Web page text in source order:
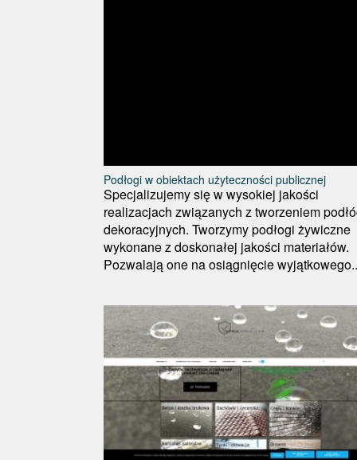
Podłogi w obiektach użyteczności publicznej
Specjalizujemy się w wysokiej jakości
realizacjach związanych z tworzeniem
dekoracyjnych. Tworzymy podłogi żywiczne
wykonane z doskonałej jakości materiałów.
Pozwalają one na osiągnięcie